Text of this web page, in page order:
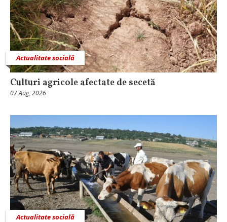
Actualitate socială
Culturi agricole afectate de secetă
07 Aug, 2026
Actualitate socială